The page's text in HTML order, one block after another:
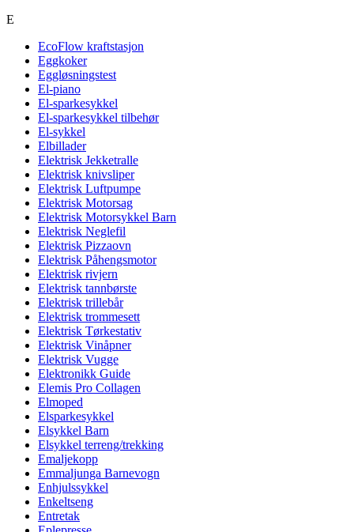
E
EcoFlow kraftstasjon
Eggkoker
Eggløsningstest
El-piano
El-sparkesykkel
El-sparkesykkel tilbehør
El-sykkel
Elbillader
Elektrisk Jekketralle
Elektrisk knivsliper
Elektrisk Luftpumpe
Elektrisk Motorsag
Elektrisk Motorsykkel Barn
Elektrisk Neglefil
Elektrisk Pizzaovn
Elektrisk Påhengsmotor
Elektrisk rivjern
Elektrisk tannbørste
Elektrisk trillebår
Elektrisk trommesett
Elektrisk Tørkestativ
Elektrisk Vinåpner
Elektrisk Vugge
Elektronikk Guide
Elemis Pro Collagen
Elmoped
Elsparkesykkel
Elsykkel Barn
Elsykkel terreng/trekking
Emaljekopp
Emmaljunga Barnevogn
Enhjulssykkel
Enkeltseng
Entretak